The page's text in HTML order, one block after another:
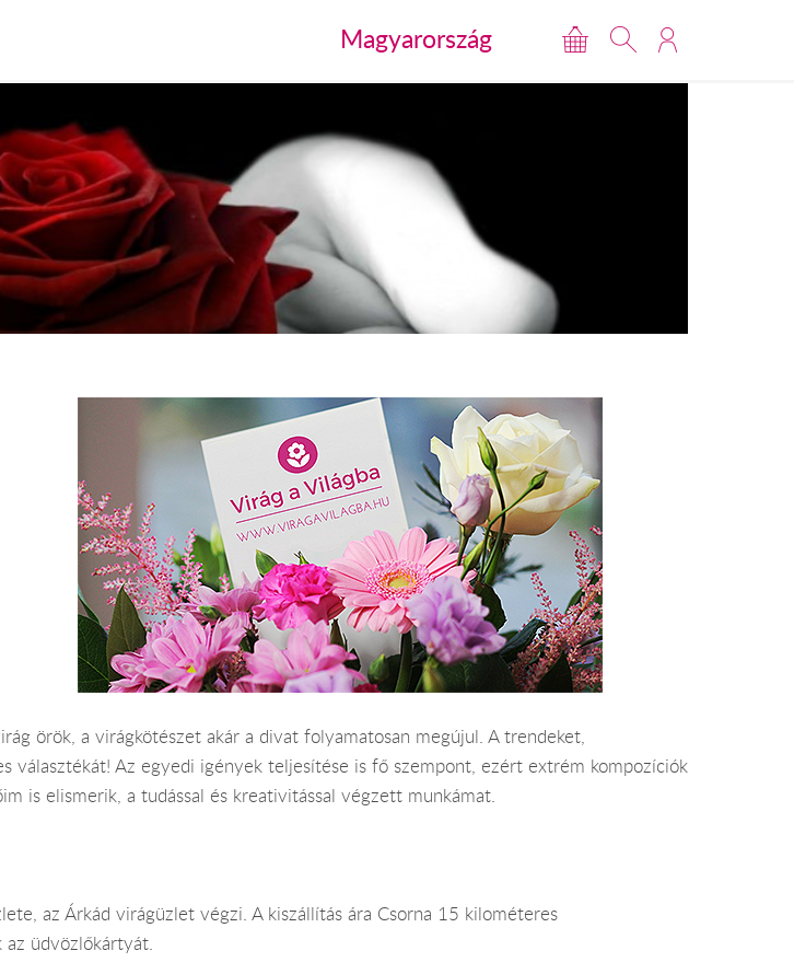
Magyarország
örök, a virágkötészet akár a divat folyamatosan megújul. A trendeket,
választékát! Az egyedi igények teljesítése is fő szempont, ezért extrém kompozíciók
is elismerik, a tudással és kreativitással végzett munkámat.
az Árkád virágüzlet végzi. A kiszállítás ára Csorna 15 kilométeres
üdvözlőkártyát.